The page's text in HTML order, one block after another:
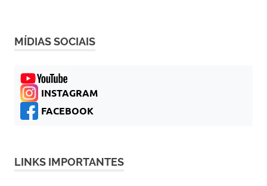
MÍDIAS SOCIAIS
INSTAGRAM
FACEBOOK
LINKS IMPORTANTES